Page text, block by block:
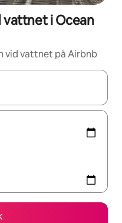
i Ocean
vid vattnet på Airbnb
du navigera med upp- och